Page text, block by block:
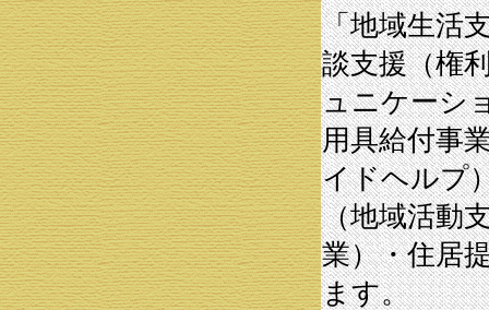
「地域生活
談支援（権
ュニケーシ
用具給付事
イドヘルプ
（地域活動
業）・住居
ます。